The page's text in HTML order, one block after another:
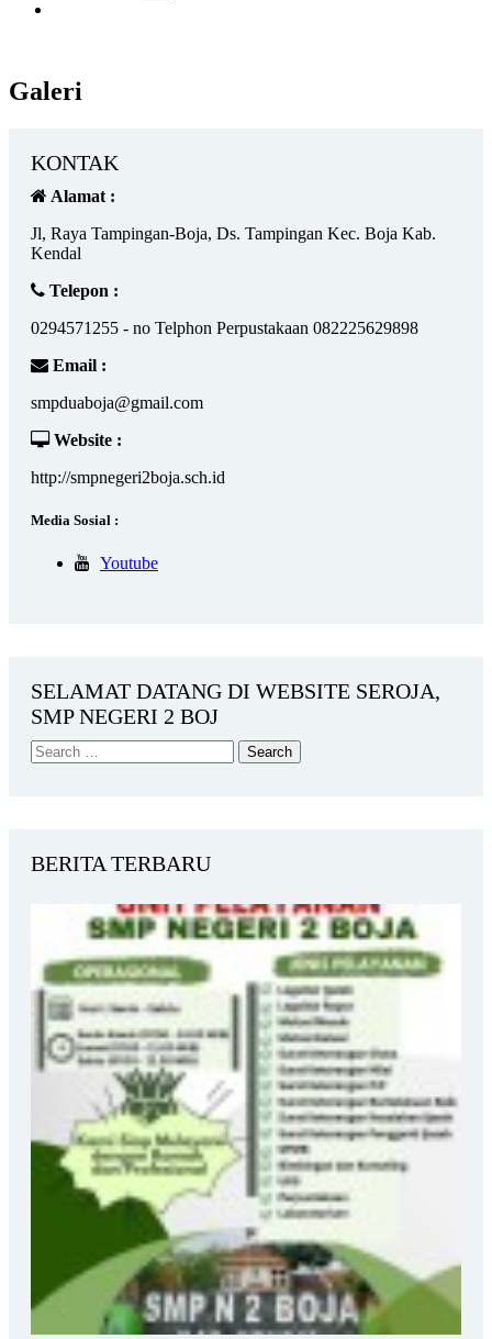
Galeri
KONTAK
Alamat :
Jl, Raya Tampingan-Boja, Ds. Tampingan Kec. Boja Kab.
Kendal
Telepon :
0294571255 - no Telphon Perpustakaan 082225629898
Email :
smpduaboja@gmail.com
Website :
http://smpnegeri2boja.sch.id
Media Sosial :
Youtube
SELAMAT DATANG DI WEBSITE SEROJA,
SMP NEGERI 2 BOJ
BERITA TERBARU